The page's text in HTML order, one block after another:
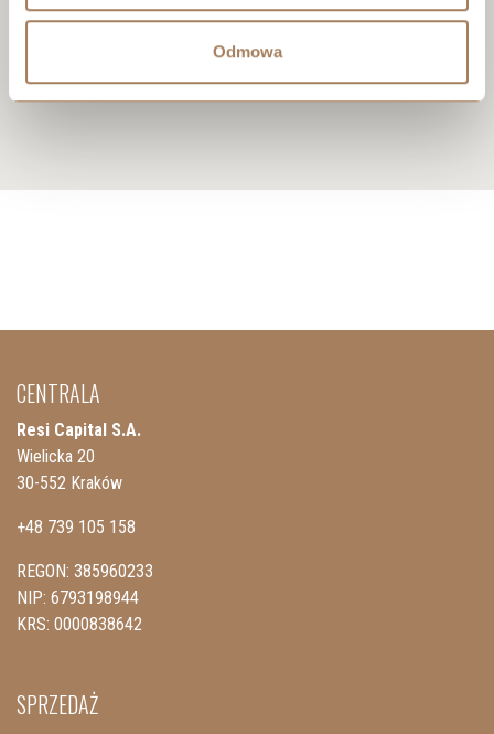
Odmowa
CENTRALA
Resi Capital S.A.
Wielicka 20
30-552 Kraków
+48 739 105 158
REGON: 385960233
NIP: 6793198944
KRS: 0000838642
SPRZEDAŻ